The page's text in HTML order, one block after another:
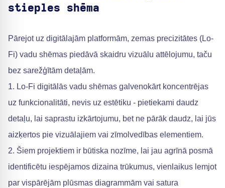
stieples shēma
Pārejot uz digitālajām platformām, zemas precizitātes (Lo-
Fi) vadu shēmas piedāvā skaidru vizuālu attēlojumu, taču
bez sarežģītām detaļām.
1. Lo-Fi digitālās vadu shēmas galvenokārt koncentrējas
uz funkcionalitāti, nevis uz estētiku - pietiekami daudz
detaļu, lai saprastu izkārtojumu, bet ne pārāk daudz, lai jūs
aizķertos pie vizuālajiem vai zīmolvedības elementiem.
2. Šiem projektiem ir būtiska nozīme, lai jau agrīnā posmā
identificētu iespējamos dizaina trūkumus, vienlaikus lemjot
par vispārējām plūsmas diagrammām vai satura